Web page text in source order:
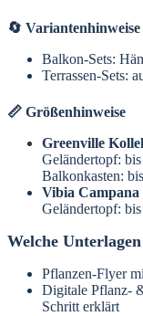
🔄 Variantenhinweise
Balkon-Sets:
Terrassen-Sets:
📏 Größenhinweise
Greenville
Geländertopf:
Balkonkasten:
Vibia
Geländertopf:
Welche
Pflanzen-Flyer
Digitale Pflanz-
Schritt erklärt